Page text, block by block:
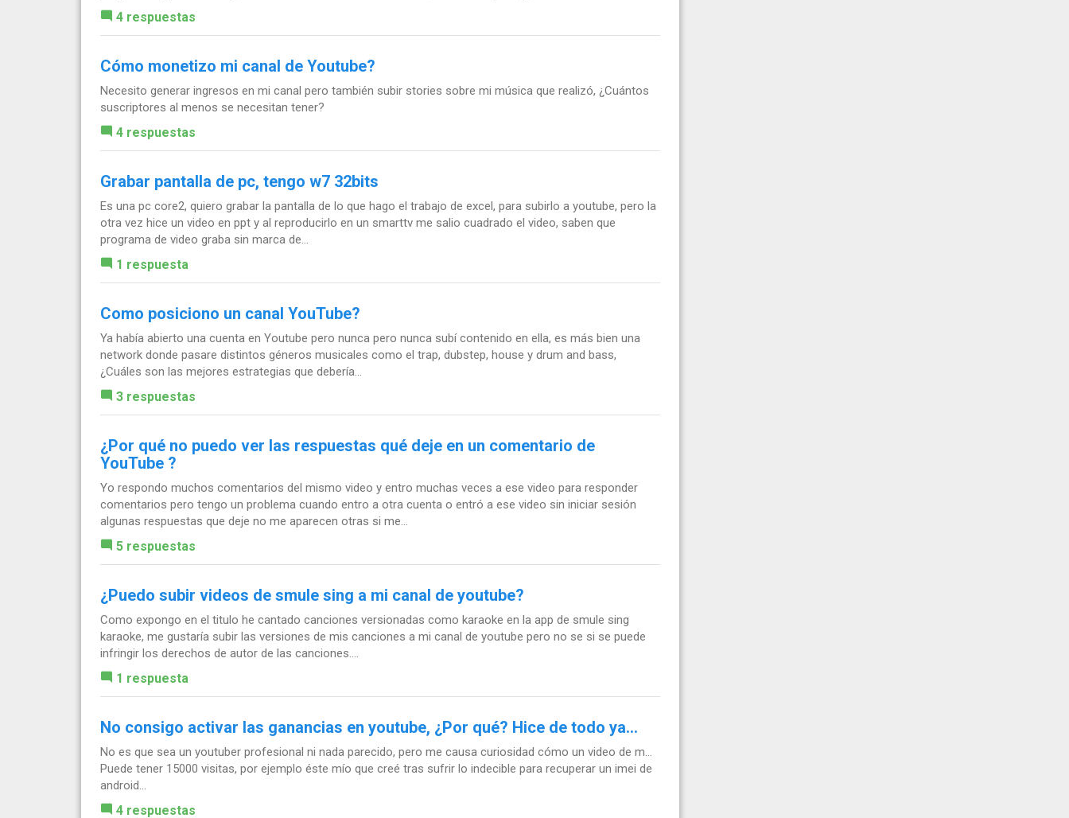
4 respuestas
Cómo monetizo mi canal de Youtube?
Necesito generar ingresos en mi canal pero también subir stories sobre mi música que realizó, ¿Cuántos
suscriptores al menos se necesitan tener?
4 respuestas
Grabar pantalla de pc, tengo w7 32bits
Es una pc core2, quiero grabar la pantalla de lo que hago el trabajo de excel, para subirlo a youtube, pero la
otra vez hice un video en ppt y al reproducirlo en un smarttv me salio cuadrado el video, saben que
programa de video graba sin marca de...
1 respuesta
Como posiciono un canal YouTube?
Ya había abierto una cuenta en Youtube pero nunca pero nunca subí contenido en ella, es más bien una
network donde pasare distintos géneros musicales como el trap, dubstep, house y drum and bass,
¿Cuáles son las mejores estrategias que debería...
3 respuestas
¿Por qué no puedo ver las respuestas qué deje en un comentario de
YouTube ?
Yo respondo muchos comentarios del mismo video y entro muchas veces a ese video para responder
comentarios pero tengo un problema cuando entro a otra cuenta o entró a ese video sin iniciar sesión
algunas respuestas que deje no me aparecen otras si me...
5 respuestas
¿Puedo subir videos de smule sing a mi canal de youtube?
Como expongo en el titulo he cantado canciones versionadas como karaoke en la app de smule sing
karaoke, me gustaría subir las versiones de mis canciones a mi canal de youtube pero no se si se puede
infringir los derechos de autor de las canciones....
1 respuesta
No consigo activar las ganancias en youtube, ¿Por qué? Hice de todo ya...
No es que sea un youtuber profesional ni nada parecido, pero me causa curiosidad cómo un video de m...
Puede tener 15000 visitas, por ejemplo éste mío que creé tras sufrir lo indecible para recuperar un imei de
android...
4 respuestas